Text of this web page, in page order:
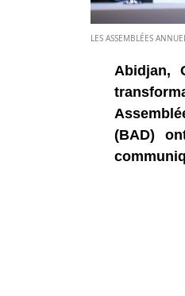
LES ASSEMBLÉES
Abidjan,
(BAD)